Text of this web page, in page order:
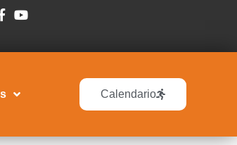
Calendario